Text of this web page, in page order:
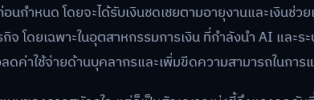
กำหนด โดยจะได้รับเงินชดเชยตามอายุงานและเงินช่ว
โดยเฉพาะในอุตสาหกรรมการเงิน ที่กำลังนำ AI และร
ดค่าใช้จ่ายด้านบุคลากรและเพิ่มขีดความสามารถในการ